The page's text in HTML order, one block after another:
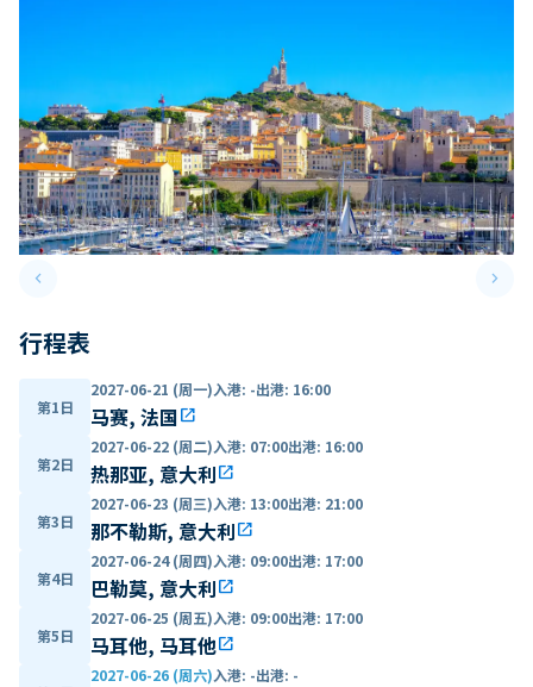
keyboard_arrow_leftPrevious slide keyboard_arrow_right
行程表
第1日
2027-06-21 (周一)入港: -出港: 16:00
马赛, 法国open_in_new
第2日
2027-06-22 (周二)入港: 07:00出港: 16:00
热那亚, 意大利open_in_new
第3日
2027-06-23 (周三)入港: 13:00出港: 21:00
那不勒斯, 意大利open_in_new
第4日
2027-06-24 (周四)入港: 09:00出港: 17:00
巴勒莫, 意大利open_in_new
第5日
2027-06-25 (周五)入港: 09:00出港: 17:00
马耳他, 马耳他open_in_new
2027-06-26 (周六)入港: -出港: -